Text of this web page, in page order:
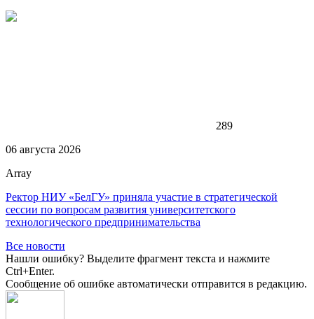
289
06 августа 2026
Array
Ректор НИУ «БелГУ» приняла участие в стратегической
сессии по вопросам развития университетского
технологического предпринимательства
Все новости
Нашли ошибку? Выделите фрагмент текста и нажмите
Ctrl+Enter.
Сообщение об ошибке автоматически отправится в редакцию.